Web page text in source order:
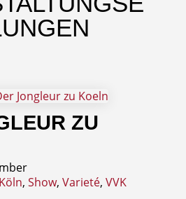
ZU
, Show, Varieté, VVK